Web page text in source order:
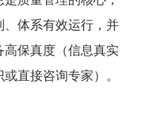
体系有效运行，并
保真度（信息真实
直接咨询专家）。